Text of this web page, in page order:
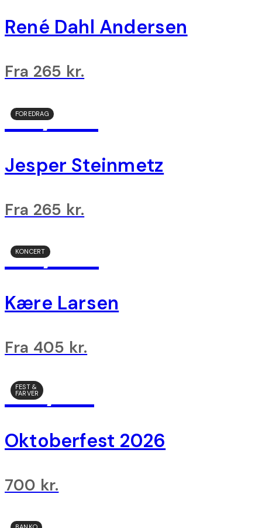
René Dahl Andersen
Fra 265 kr.
FOREDRAG
22/09
Jesper Steinmetz
Fra 265 kr.
KONCERT
25/09
Kære Larsen
Fra 405 kr.
FEST &
FARVER
02/10
Oktoberfest 2026
700 kr.